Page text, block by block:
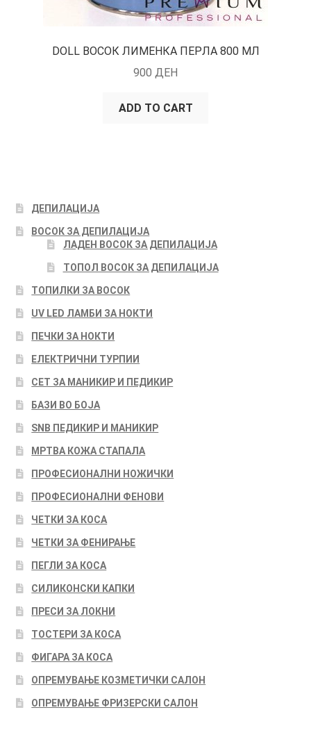
DOLL ВОСОК ЛИМЕНКА ПЕРЛА 800 МЛ
900 ДЕН
ADD TO CART
ДЕПИЛАЦИЈА
ВОСОК ЗА ДЕПИЛАЦИЈА
ЛАДЕН ВОСОК ЗА ДЕПИЛАЦИЈА
ТОПОЛ ВОСОК ЗА ДЕПИЛАЦИЈА
ТОПИЛКИ ЗА ВОСОК
UV LED ЛАМБИ ЗА НОКТИ
ПЕЧКИ ЗА НОКТИ
ЕЛЕКТРИЧНИ ТУРПИИ
СЕТ ЗА МАНИКИР И ПЕДИКИР
БАЗИ ВО БОЈА
SNB ПЕДИКИР И МАНИКИР
МРТВА КОЖА СТАПАЛА
ПРОФЕСИОНАЛНИ НОЖИЧКИ
ПРОФЕСИОНАЛНИ ФЕНОВИ
ЧЕТКИ ЗА КОСА
ЧЕТКИ ЗА ФЕНИРАЊЕ
ПЕГЛИ ЗА КОСА
СИЛИКОНСКИ КАПКИ
ПРЕСИ ЗА ЛОКНИ
ТОСТЕРИ ЗА КОСА
ФИГАРА ЗА КОСА
ОПРЕМУВАЊЕ КОЗМЕТИЧКИ САЛОН
ОПРЕМУВАЊЕ ФРИЗЕРСКИ САЛОН